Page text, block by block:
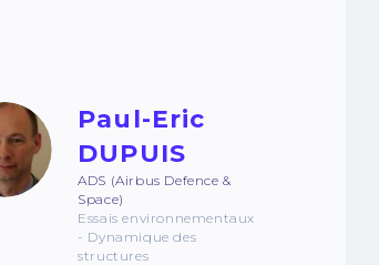
Paul-Eric
DUPUIS
ADS (Airbus Defence &
Space)
Essais environnementaux
- Dynamique des
structures